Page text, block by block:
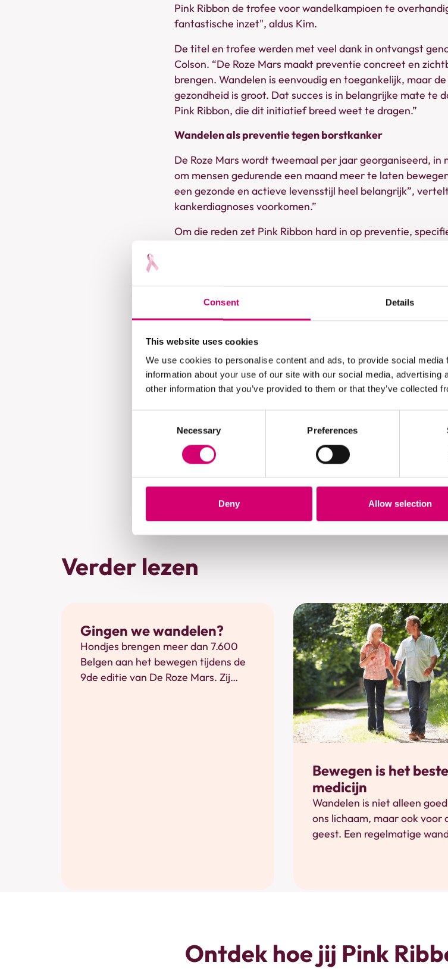
Consent Details
This website uses cookies
We use cookies to personalise content and ads, to provide social
information about your use of our site with our social media,
other information that you’ve provided to them or that they’ve collected
Necessary Preferences
Deny Allow selection
Pink Ribbon de trofee voor wandelkampioen te
fantastische inzet", aldus Kim.
De titel en trofee werden met veel dank in ontvangst
Colson. “De Roze Mars maakt preventie concreet en
brengen. Wandelen is eenvoudig en toegankelijk, maar
gezondheid is groot. Dat succes is in belangrijke mate te
Pink Ribbon, die dit initiatief breed weet te dragen.”
Wandelen als preventie tegen borstkanker
De Roze Mars wordt tweemaal per jaar georganiseerd, in
om mensen gedurende een maand meer te laten
een gezonde en actieve levensstijl heel belangrijk”,
kankerdiagnoses voorkomen.”
Om die reden zet Pink Ribbon hard in op preventie,
2025 telde 10.779 stappers
miljoen kilometer gestapt, goed voor 44 toertjes rond de
Hoewel het hoofddoel van dit project is om meer te
ingezameld. Iedere deelnemer kan zich via het online
manier werd er maar liefst
ingezameld. Dit
projecten van Pink Ribbon, die werken op niveau van
psychosociale zorg aan patiënten.
De volgende editie van De Roze Mars gaat door van 1 tot
Verder lezen
Gingen we wandelen?
Hondjes brengen meer dan 7.600
Belgen aan het bewegen tijdens de
9de editie van De Roze Mars. Zij
Bewegen is het beste
medicijn
Wandelen is niet alleen
ons lichaam, maar ook voor
geest. Een regelmatige
Ontdek hoe jij Pink